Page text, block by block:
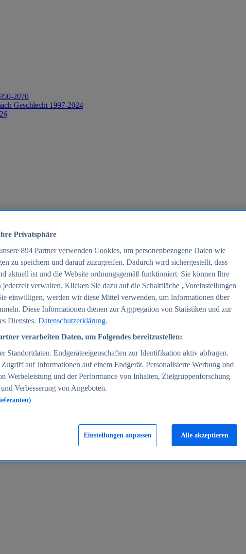
2070
Geschlecht 1997-2024
2005-2025
Privatsphäre
894 Partner verwenden Cookies, um personenbezogene Daten wie
zu speichern und darauf zuzugreifen. Dadurch wird sichergestellt, dass
aktuell ist und die Website ordnungsgemäß funktioniert. Sie können Ihre
jederzeit verwalten. Klicken Sie dazu auf die Schaltfläche „Voreinstellungen
einwilligen, werden wir diese Mittel verwenden, um Informationen über
Diese Informationen dienen zur Aggregation von Statistiken und zur
Dienstes. Datenschutzerklärung.
verarbeiten Daten, um Folgendes bereitzustellen:
Standortdaten. Endgeräteeigenschaften zur Identifikation aktiv abfragen.
auf Informationen auf einem Endgerät. Personalisierte Werbung und
Werbeleistung und der Performance von Inhalten, Zielgruppenforschung
Verbesserung von Angeboten.
Einstellungen anpassen Alle akzeptieren